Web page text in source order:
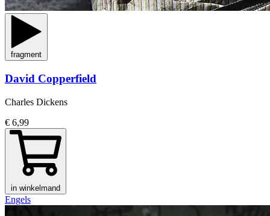
fragment
David Copperfield
Charles Dickens
€ 6,99
in winkelmand
Engels